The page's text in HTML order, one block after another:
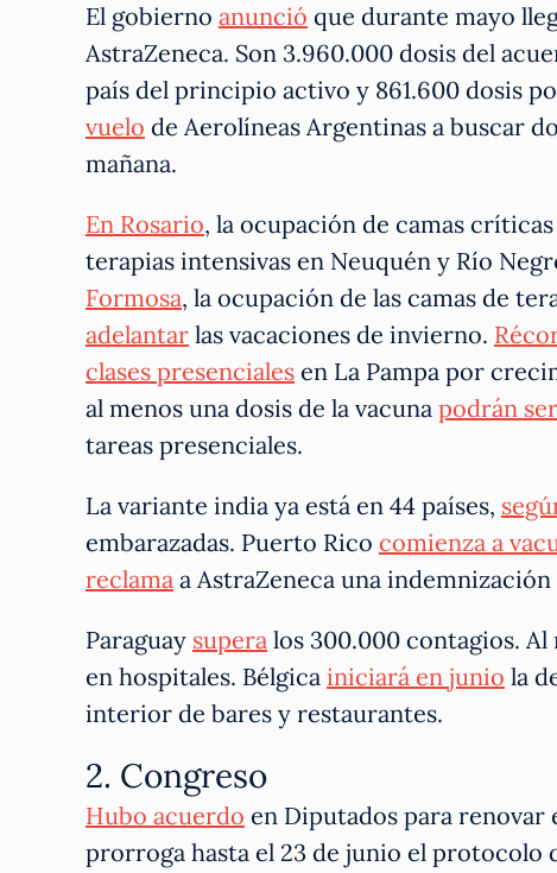
El gobierno anunció que durante mayo
AstraZeneca. Son 3.960.000 dosis del
país del principio activo y 861.600 dosis
vuelo de Aerolíneas Argentinas a buscar
mañana.
En Rosario, la ocupación de camas
terapias intensivas en Neuquén y Río
Formosa, la ocupación de las camas de
adelantar las vacaciones de invierno.
clases presenciales en La Pampa por
al menos una dosis de la vacuna podrán
tareas presenciales.
La variante india ya está en 44 países,
embarazadas. Puerto Rico comienza a
reclama a AstraZeneca una
Paraguay supera los 300.000 contagios. Al
en hospitales. Bélgica iniciará en junio la
interior de bares y restaurantes.
2. Congreso
Hubo acuerdo en Diputados para
prorroga hasta el 23 de junio el